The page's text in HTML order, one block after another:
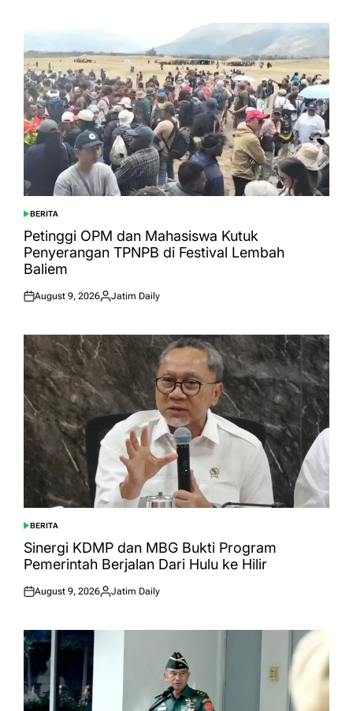
POSTED
IN
BERITA
Petinggi OPM dan Mahasiswa Kutuk
Penyerangan TPNPB di Festival Lembah
Baliem
Posted
August 9, 2026
Posted
Jatim Daily
POSTED
IN
BERITA
Sinergi KDMP dan MBG Bukti Program
Pemerintah Berjalan Dari Hulu ke Hilir
Posted
August 9, 2026
Posted
Jatim Daily